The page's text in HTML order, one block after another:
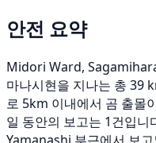
안전 요약
Midori Ward,
마나시현을 지나는 총 39
로 5km 이내에서 곰 출몰
일 동안의 보고는 1건입